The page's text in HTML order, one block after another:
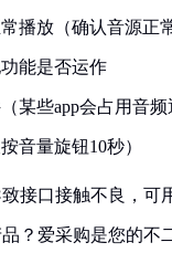
播放（确认音源正常
能是否运作
某些app会占用音频
音量旋钮10秒）
接口接触不良，可
？爱采购是您的不